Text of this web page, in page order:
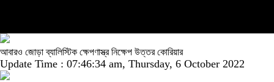
আবারও জোড়া ব্যালিস্টিক ক্ষেপণাস্ত্র নিক্ষেপ উত্তর কোরিয়ার
Update Time : 07:46:34 am, Thursday, 6 October 2022